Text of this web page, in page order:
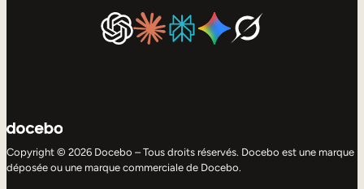
Copyright © 2026 Docebo – Tous droits réservés. Docebo est une marque
déposée ou une marque commerciale de Docebo.